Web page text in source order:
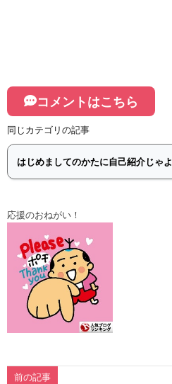
コメントはこちら
同じカテゴリの記事
応援のおねがい！
前の記事